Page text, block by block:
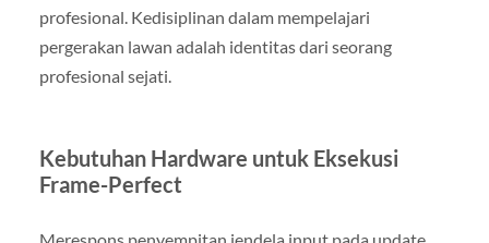
profesional. Kedisiplinan dalam mempelajari
pergerakan lawan adalah identitas dari seorang
profesional sejati.
Kebutuhan Hardware untuk Eksekusi
Frame-Perfect